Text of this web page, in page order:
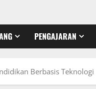
PENGAJARAN
Berbasis Teknologi